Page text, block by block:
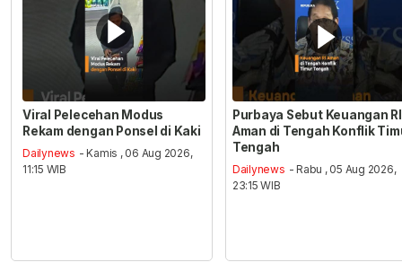
Viral Pelecehan Modus
Rekam dengan Ponsel di Kaki
Dailynews - Kamis , 06 Aug 2026,
11:15 WIB
Purbaya Sebut Keuangan RI
Aman di Tengah Konflik
Tengah
Dailynews - Rabu , 05 Aug 2026,
23:15 WIB